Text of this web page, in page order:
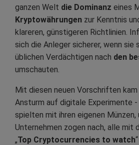
ganzen Welt die Dominanz eines
Kryptowährungen zur Kenntnis
klareren, günstigeren Richtlinien.
sich die Anleger sicherer, wenn sie
üblichen Verdächtigen nach den
umschauten.
Mit diesen neuen Vorschriften kam
Ansturm auf digitale Experimente
spielten mit ihren eigenen Münzen,
Unternehmen zogen nach, alle mit
„Top Cryptocurrencies to watch